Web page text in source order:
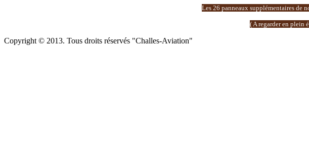
Les 26 panneaux supplémentaires de
( A regarder en plein
Copyright © 2013. Tous droits réservés "Challes-Aviation"